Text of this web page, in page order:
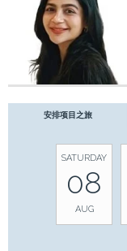
安排项目之旅
SATURDAY
08
AUG